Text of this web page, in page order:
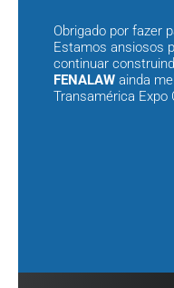
Obrigado por fazer
Estamos ansiosos
continuar
FENALAW ainda
Transamérica Expo